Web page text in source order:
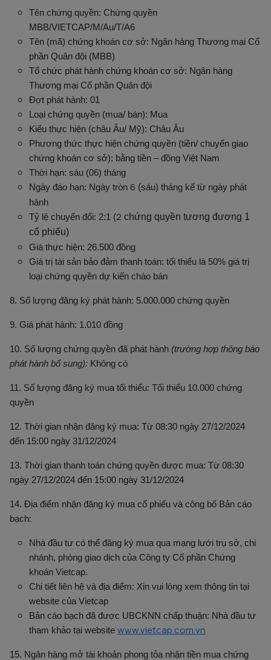
Tên chứng quyền: Chứng quyền
MBB/VIETCAP/M/Au/T/A6
Tên (mã) chứng khoán cơ sở: Ngân hàng Thương mại Cổ
phần Quân đội (MBB)
Tổ chức phát hành chứng khoán cơ sở: Ngân hàng
Thương mại Cổ phần Quân đội
Đợt phát hành: 01
Loại chứng quyền (mua/ bán): Mua
Kiểu thực hiện (châu Âu/ Mỹ): Châu Âu
Phương thức thực hiện chứng quyền (tiền/ chuyển giao
chứng khoán cơ sở): bằng tiền – đồng Việt Nam
Thời hạn: sáu (06) tháng
Ngày đáo hạn: Ngày tròn 6 (sáu) tháng kể từ ngày phát
hành
Tỷ lệ chuyển đổi: 2:1 (2 chứng quyền tương đương 1
cổ phiếu)
Giá thực hiện: 26.500 đồng
Giá trị tài sản bảo đảm thanh toán: tối thiểu là 50% giá trị
loại chứng quyền dự kiến chào bán
8. Số lượng đăng ký phát hành: 5.000.000 chứng quyền
9. Giá phát hành: 1.010 đồng
10. Số lượng chứng quyền đã phát hành (trường hợp thông báo
phát hành bổ sung): Không có
11. Số lượng đăng ký mua tối thiểu: Tối thiểu 10.000 chứng
quyền
12. Thời gian nhận đăng ký mua: Từ 08:30 ngày 27/12/2024
đến 15:00 ngày 31/12/2024
13. Thời gian thanh toán chứng quyền được mua: Từ 08:30
ngày 27/12/2024 đến 15:00 ngày 31/12/2024
14. Địa điểm nhận đăng ký mua cổ phiếu và công bố Bản cáo
bạch:
Nhà đầu tư có thể đăng ký mua qua mạng lưới trụ sở, chi
nhánh, phòng giao dịch của Công ty Cổ phần Chứng
khoán Vietcap.
Chi tiết liên hệ và địa điểm: Xin vui lòng xem thông tin tại
website của Vietcap
Bản cáo bạch đã được UBCKNN chấp thuận: Nhà đầu tư
tham khảo tại website www.vietcap.com.vn
15. Ngân hàng mở tài khoản phong tỏa nhận tiền mua chứng